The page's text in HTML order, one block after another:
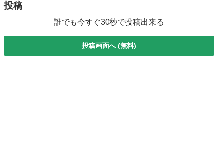
投稿
誰でも今すぐ30秒で投稿出来る
投稿画面へ (無料)